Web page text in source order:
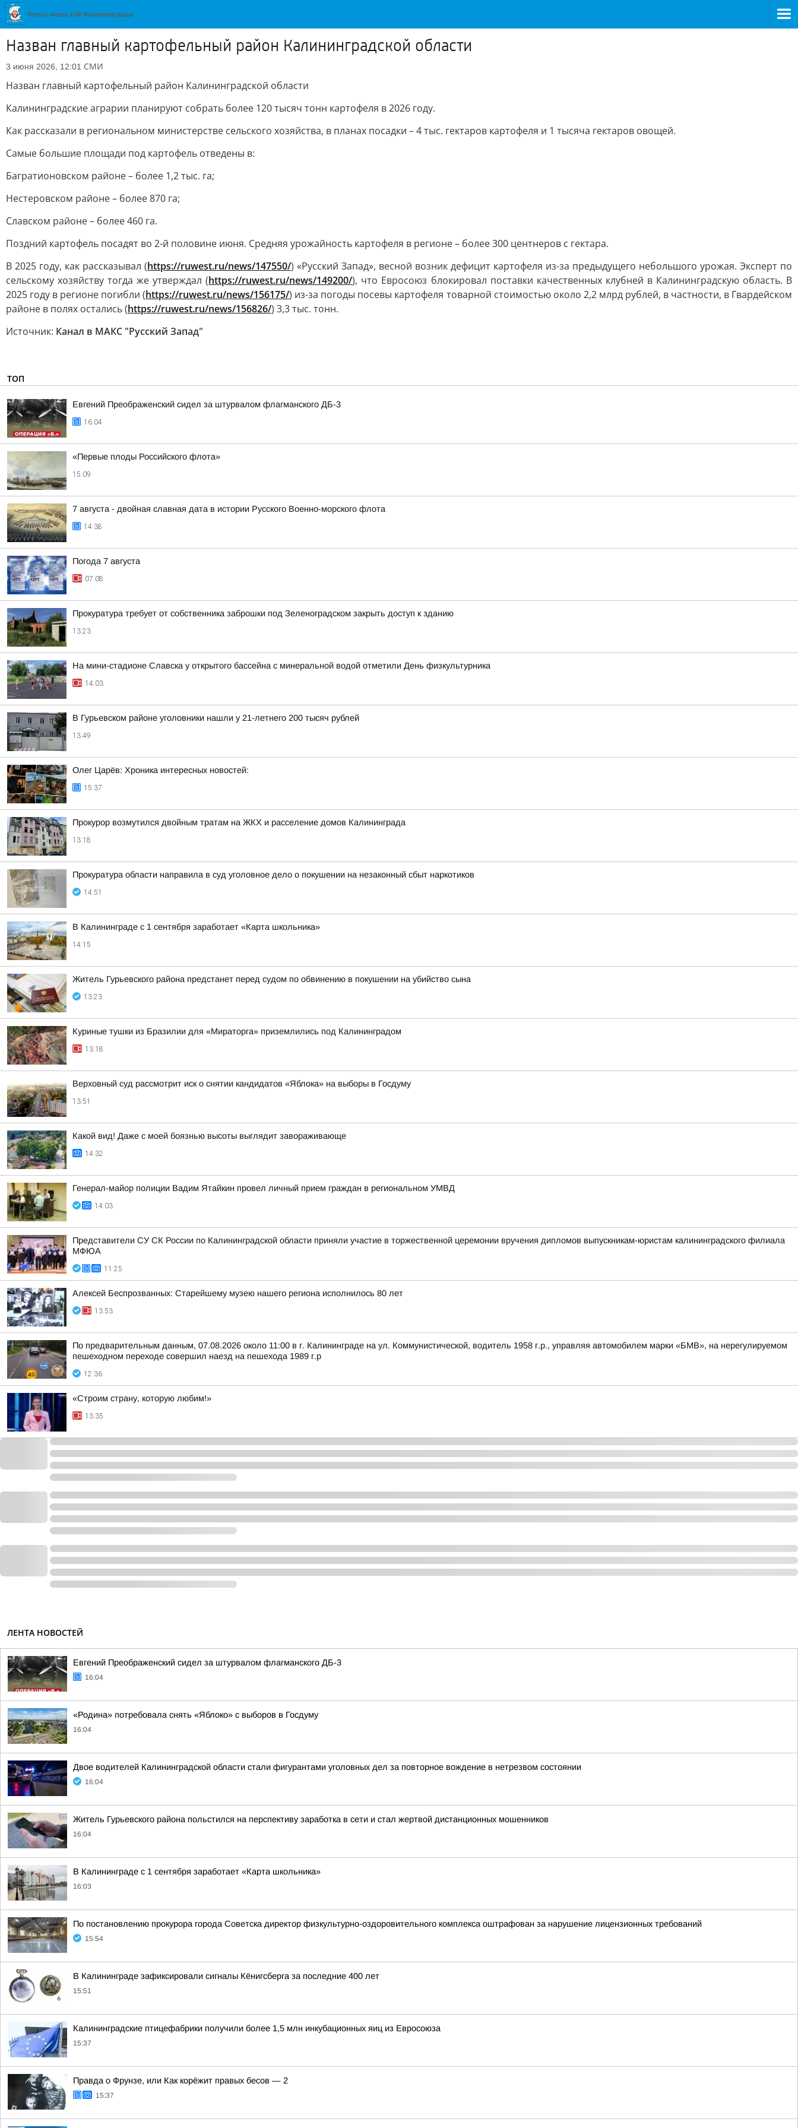
Назван главный картофельный район Калининградской области
3 июня 2026, 12:01 СМИ
Назван главный картофельный район Калининградской области
Калининградские аграрии планируют собрать более 120 тысяч тонн картофеля в 2026 году.
Как рассказали в региональном министерстве сельского хозяйства, в планах посадки – 4 тыс. гектаров картофеля и 1 тысяча гектаров овощей.
Самые большие площади под картофель отведены в:
Багратионовском районе – более 1,2 тыс. га;
Нестеровском районе – более 870 га;
Славском районе – более 460 га.
Поздний картофель посадят во 2-й половине июня. Средняя урожайность картофеля в регионе – более 300 центнеров с гектара.
В 2025 году, как рассказывал (https://ruwest.ru/news/147550/) «Русский Запад», весной возник дефицит картофеля из-за предыдущего небольшого урожая. Эксперт по
сельскому хозяйству тогда же утверждал (https://ruwest.ru/news/149200/), что Евросоюз блокировал поставки качественных клубней в Калининградскую область. В
2025 году в регионе погибли (https://ruwest.ru/news/156175/) из-за погоды посевы картофеля товарной стоимостью около 2,2 млрд рублей, в частности, в Гвардейском
районе в полях остались (https://ruwest.ru/news/156826/) 3,3 тыс. тонн.
Источник: Канал в МАКС "Русский Запад"
ТОП
Евгений Преображенский сидел за штурвалом флагманского ДБ-3
16:04
«Первые плоды Российского флота»
15:09
7 августа - двойная славная дата в истории Русского Военно-морского флота
14:38
Погода 7 августа
07:08
Прокуратура требует от собственника заброшки под Зеленоградском закрыть доступ к зданию
13:23
На мини-стадионе Славска у открытого бассейна с минеральной водой отметили День физкультурника
14:03
В Гурьевском районе уголовники нашли у 21-летнего 200 тысяч рублей
13:49
Олег Царёв: Хроника интересных новостей:
15:37
Прокурор возмутился двойным тратам на ЖКХ и расселение домов Калининграда
13:18
Прокуратура области направила в суд уголовное дело о покушении на незаконный сбыт наркотиков
14:51
В Калининграде с 1 сентября заработает «Карта школьника»
14:15
Житель Гурьевского района предстанет перед судом по обвинению в покушении на убийство сына
13:23
Куриные тушки из Бразилии для «Мираторга» приземлились под Калининградом
13:18
Верховный суд рассмотрит иск о снятии кандидатов «Яблока» на выборы в Госдуму
13:51
Какой вид! Даже с моей боязнью высоты выглядит завораживающе
14:32
Генерал-майор полиции Вадим Ятайкин провел личный прием граждан в региональном УМВД
14:03
Представители СУ СК России по Калининградской области приняли участие в торжественной церемонии вручения дипломов выпускникам-юристам калининградского филиала
МФЮА
11:25
Алексей Беспрозванных: Старейшему музею нашего региона исполнилось 80 лет
13:53
По предварительным данным, 07.08.2026 около 11:00 в г. Калининграде на ул. Коммунистической, водитель 1958 г.р., управляя автомобилем марки «БМВ», на нерегулируемом
пешеходном переходе совершил наезд на пешехода 1989 г.р
12:36
«Строим страну, которую любим!»
13:35
ЛЕНТА НОВОСТЕЙ
Евгений Преображенский сидел за штурвалом флагманского ДБ-3
16:04
«Родина» потребовала снять «Яблоко» с выборов в Госдуму
16:04
Двое водителей Калининградской области стали фигурантами уголовных дел за повторное вождение в нетрезвом состоянии
16:04
Житель Гурьевского района польстился на перспективу заработка в сети и стал жертвой дистанционных мошенников
16:04
В Калининграде с 1 сентября заработает «Карта школьника»
16:03
По постановлению прокурора города Советска директор физкультурно-оздоровительного комплекса оштрафован за нарушение лицензионных требований
15:54
В Калининграде зафиксировали сигналы Кёнигсберга за последние 400 лет
15:51
Калининградские птицефабрики получили более 1,5 млн инкубационных яиц из Евросоюза
15:37
Правда о Фрунзе, или Как корёжит правых бесов — 2
15:37